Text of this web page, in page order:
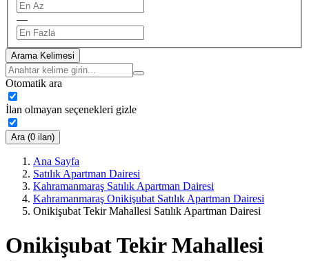
—
Arama Kelimesi
Otomatik ara
İlan olmayan seçenekleri gizle
Ara (0 ilan)
Ana Sayfa
Satılık Apartman Dairesi
Kahramanmaraş Satılık Apartman Dairesi
Kahramanmaraş Onikişubat Satılık Apartman Dairesi
Onikişubat Tekir Mahallesi Satılık Apartman Dairesi
Onikişubat Tekir Mahallesi